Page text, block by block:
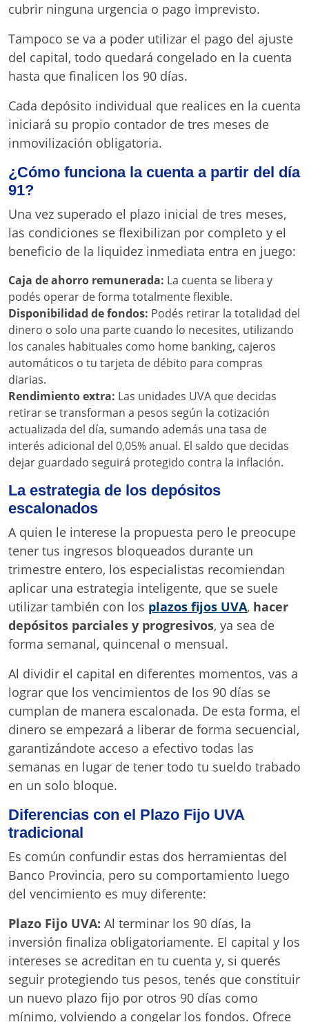
cubrir ninguna urgencia o pago imprevisto.
Tampoco se va a poder utilizar el pago del ajuste
del capital, todo quedará congelado en la cuenta
hasta que finalicen los 90 días.
Cada depósito individual que realices en la cuenta
iniciará su propio contador de tres meses de
inmovilización obligatoria.
¿Cómo funciona la cuenta a partir del día
91?
Una vez superado el plazo inicial de tres meses,
las condiciones se flexibilizan por completo y el
beneficio de la liquidez inmediata entra en juego:
Caja de ahorro remunerada: La cuenta se libera y
podés operar de forma totalmente flexible.
Disponibilidad de fondos: Podés retirar la totalidad del
dinero o solo una parte cuando lo necesites, utilizando
los canales habituales como home banking, cajeros
automáticos o tu tarjeta de débito para compras
diarias.
Rendimiento extra: Las unidades UVA que decidas
retirar se transforman a pesos según la cotización
actualizada del día, sumando además una tasa de
interés adicional del 0,05% anual. El saldo que decidas
dejar guardado seguirá protegido contra la inflación.
La estrategia de los depósitos
escalonados
A quien le interese la propuesta pero le preocupe
tener tus ingresos bloqueados durante un
trimestre entero, los especialistas recomiendan
aplicar una estrategia inteligente, que se suele
utilizar también con los plazos fijos UVA, hacer
depósitos parciales y progresivos, ya sea de
forma semanal, quincenal o mensual.
Al dividir el capital en diferentes momentos, vas a
lograr que los vencimientos de los 90 días se
cumplan de manera escalonada. De esta forma, el
dinero se empezará a liberar de forma secuencial,
garantizándote acceso a efectivo todas las
semanas en lugar de tener todo tu sueldo trabado
en un solo bloque.
Diferencias con el Plazo Fijo UVA
tradicional
Es común confundir estas dos herramientas del
Banco Provincia, pero su comportamiento luego
del vencimiento es muy diferente:
Plazo Fijo UVA: Al terminar los 90 días, la
inversión finaliza obligatoriamente. El capital y los
intereses se acreditan en tu cuenta y, si querés
seguir protegiendo tus pesos, tenés que constituir
un nuevo plazo fijo por otros 90 días como
mínimo, volviendo a congelar los fondos. Ofrece